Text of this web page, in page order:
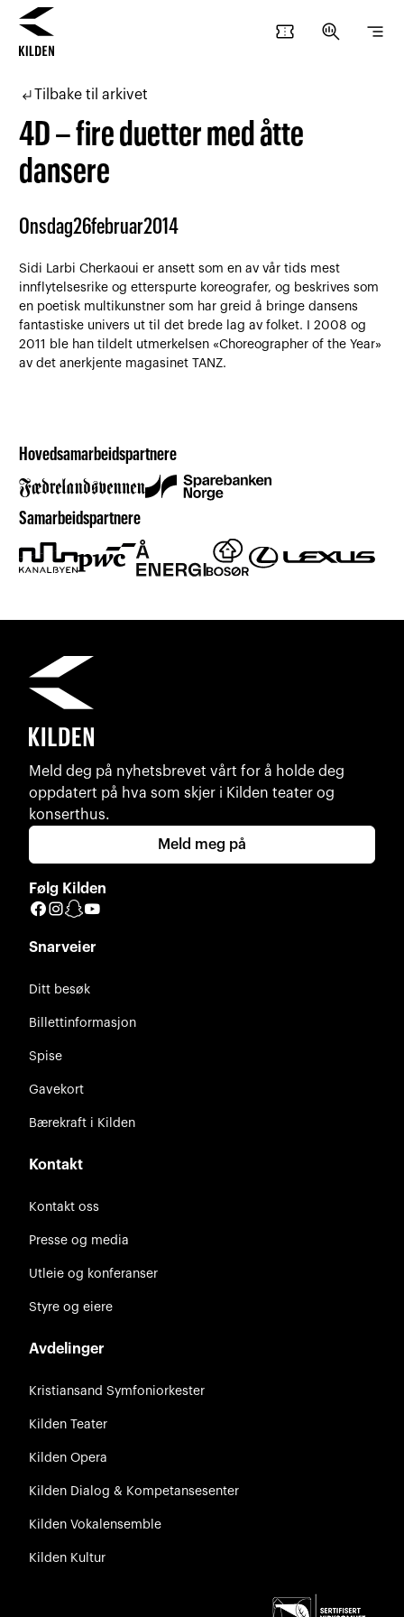
confirmation_number search_insights segment
subdirectory_arrow_leftTilbake til arkivet
4D – fire duetter med åtte
dansere
Onsdag26februar2014
Sidi Larbi Cherkaoui er ansett som en av vår tids mest
innflytelsesrike og etterspurte koreografer, og beskrives som
en poetisk multikunstner som har greid å bringe dansens
fantastiske univers ut til det brede lag av folket. I 2008 og
2011 ble han tildelt utmerkelsen «Choreographer of the Year»
av det anerkjente magasinet TANZ.
Hovedsamarbeidspartnere
Samarbeidspartnere
Meld deg på nyhetsbrevet vårt for å holde deg
oppdatert på hva som skjer i Kilden teater og
konserthus.
Meld meg på
Følg Kilden
Facebook
Instagram
Snapchat
Snarveier
Ditt besøk
Billettinformasjon
Spise
Gavekort
Bærekraft i Kilden
Kontakt
Kontakt oss
Presse og media
Utleie og konferanser
Styre og eiere
Avdelinger
Kristiansand Symfoniorkester
Kilden Teater
Kilden Opera
Kilden Dialog & Kompetansesenter
Kilden Vokalensemble
Kilden Kultur